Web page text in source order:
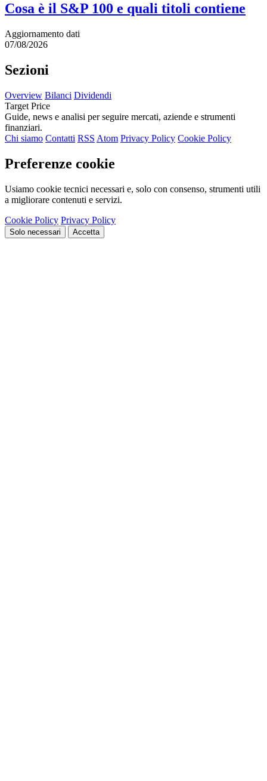
Cosa è il S&P 100 e quali titoli contiene
Aggiornamento dati
07/08/2026
Sezioni
Overview Bilanci Dividendi
Target Price
Guide, news e analisi per seguire mercati, aziende e strumenti
finanziari.
Chi siamo Contatti RSS Atom Privacy Policy Cookie Policy
Preferenze cookie
Usiamo cookie tecnici necessari e, solo con consenso, strumenti utili
a migliorare contenuti e servizi.
Cookie Policy Privacy Policy
Solo necessari Accetta